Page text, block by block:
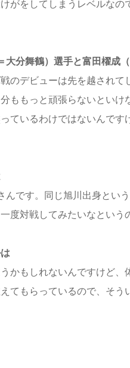
がをしてしまうレベルな
大分舞鶴）選手と富田櫂成
のデビューは先を越され
ももっと頑張らないとい
ているわけではないんで
んです。同じ旭川出身とい
度対戦してみたいなという
かもしれないんですけど
てもらっているので、そ